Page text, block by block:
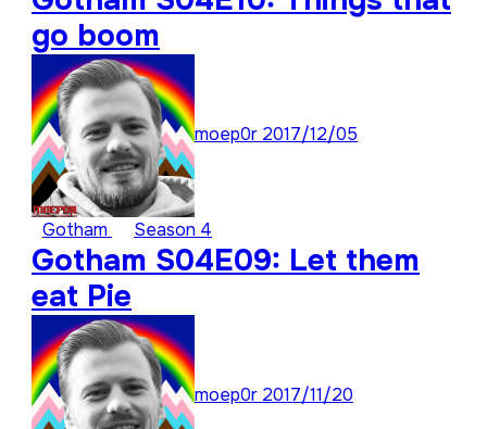
go boom
moep0r 2017/12/05
Gotham Season 4
Gotham S04E09: Let them
eat Pie
moep0r 2017/11/20